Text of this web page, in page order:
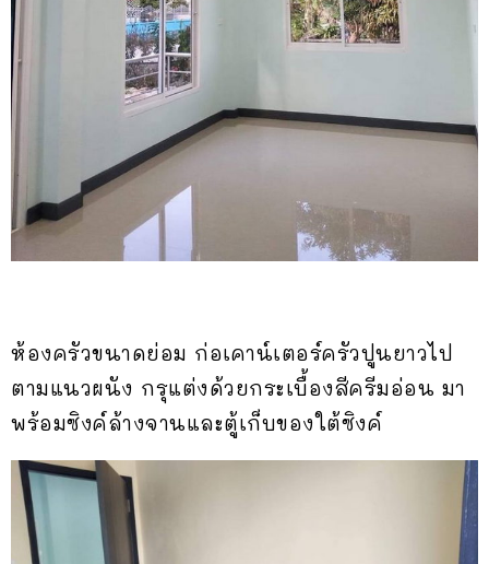
ห้องครัวขนาดย่อม ก่อเคาน์เตอร์ครัวปูนยาวไป
ตามแนวผนัง กรุแต่งด้วยกระเบื้องสีครีมอ่อน มา
พร้อมซิงค์ล้างจานและตู้เก็บของใต้ซิงค์